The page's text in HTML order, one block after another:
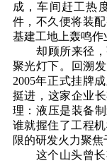
成，车间赶工热
件，不久便将装
基建工地上轰鸣作
却顾所来径，
聚光灯下。回溯
2005年正式挂牌
挺进，这家企业
理：液压是装备
谁就握住了工程
限的研发火力聚
这个山头曾长